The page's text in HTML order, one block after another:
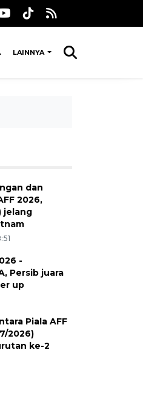
LAINNYA
dan
2026,
jelang
-
Persib juara
up
Piala AFF
2026)
ke-2